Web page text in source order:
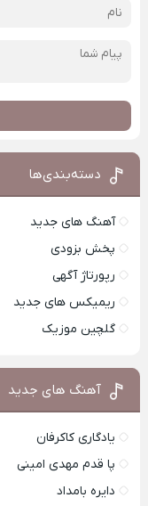
دسته‌بندی‌ها
آهنگ های جدید
پخش بزودی
رپورتاژ آگهی
ریمیکس های جدید
گلچین موزیک
آهنگ های جدید
یادگاری کاکرفان
پا قدم مهدی امینی
دایره بامداد